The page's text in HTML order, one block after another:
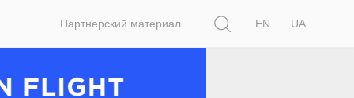
Партнерский материал
EN
UA